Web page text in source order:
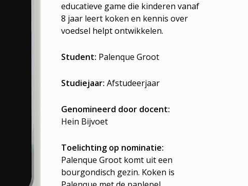
educatieve game die kinderen vanaf
8 jaar leert koken en kennis over
voedsel helpt ontwikkelen.
Student: Palenque Groot
Studiejaar: Afstudeerjaar
Genomineerd door docent:
Hein Bijvoet
Toelichting op nominatie:
Palenque Groot komt uit een
bourgondisch gezin. Koken is